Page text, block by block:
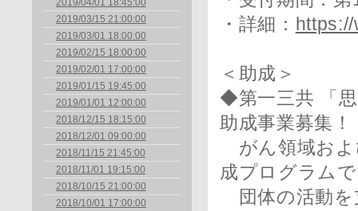
2019/04/01 18:45:00
2019/03/15 21:00:00
2019/03/01 18:00:00
2019/02/15 18:00:00
2019/02/01 17:00:00
2019/01/15 19:45:00
2019/01/01 12:00:00
2018/12/15 18:15:00
2018/12/01 09:00:00
2018/11/15 21:45:00
2018/11/01 19:15:00
2018/10/15 21:00:00
2018/10/01 17:00:00
・詳細：
＜助成＞
◆第一三共 「
助成事業募集！
がん領域およ
成プログラム
団体の活動を